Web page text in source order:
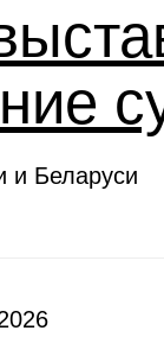
и Беларуси